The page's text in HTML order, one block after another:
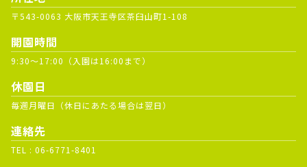
〒543-0063 大阪市天王寺区茶臼山町1-108
開園時間
9:30～17:00（入園は16:00まで）
休園日
毎週月曜日（休日にあたる場合は翌日）
連絡先
TEL : 06-6771-8401